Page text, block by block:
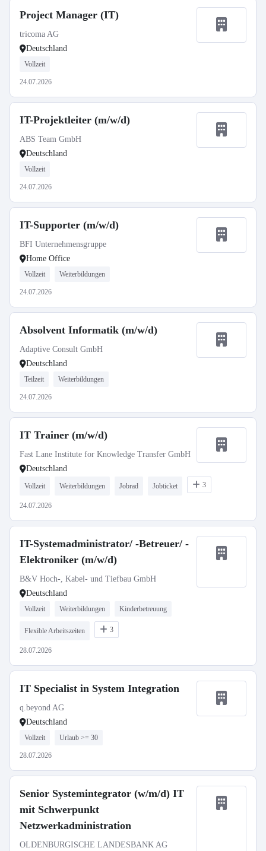
Project Manager (IT)
tricoma AG
Deutschland
Vollzeit
24.07.2026
IT-Projektleiter (m/w/d)
ABS Team GmbH
Deutschland
Vollzeit
24.07.2026
IT-Supporter (m/w/d)
BFI Unternehmensgruppe
Home Office
Vollzeit Weiterbildungen
24.07.2026
Absolvent Informatik (m/w/d)
Adaptive Consult GmbH
Deutschland
Teilzeit Weiterbildungen
24.07.2026
IT Trainer (m/w/d)
Fast Lane Institute for Knowledge Transfer GmbH
Deutschland
Vollzeit Weiterbildungen Jobrad Jobticket 3
24.07.2026
IT-Systemadministrator/ -Betreuer/ -
Elektroniker (m/w/d)
B&V Hoch-, Kabel- und Tiefbau GmbH
Deutschland
Vollzeit Weiterbildungen Kinderbetreuung
Flexible Arbeitszeiten 3
28.07.2026
IT Specialist in System Integration
q.beyond AG
Deutschland
Vollzeit Urlaub >= 30
28.07.2026
Senior Systemintegrator (w/m/d) IT
mit Schwerpunkt
Netzwerkadministration
OLDENBURGISCHE LANDESBANK AG